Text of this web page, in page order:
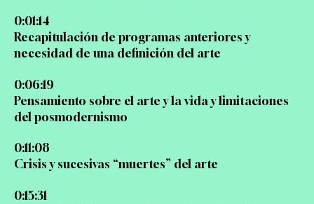
0:01:14
Recapitulación de programas anteriores y
necesidad de una definición del arte
0:06:19
Pensamiento sobre el arte y la vida y limitaciones
del posmodernismo
0:11:08
Crisis y sucesivas “muertes” del arte
0:15:31